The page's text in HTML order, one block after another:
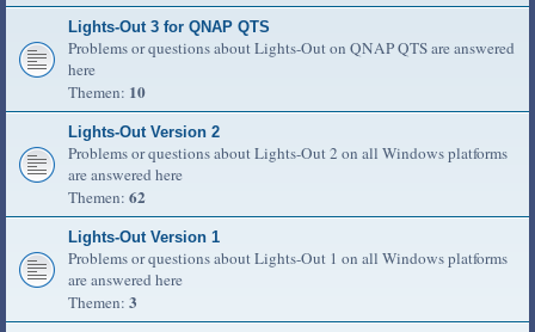
Lights-Out 3 for QNAP QTS
Problems or questions about Lights-Out on QNAP QTS are answered
here
Themen: 10
Lights-Out Version 2
Problems or questions about Lights-Out 2 on all Windows platforms
are answered here
Themen: 62
Lights-Out Version 1
Problems or questions about Lights-Out 1 on all Windows platforms
are answered here
Themen: 3